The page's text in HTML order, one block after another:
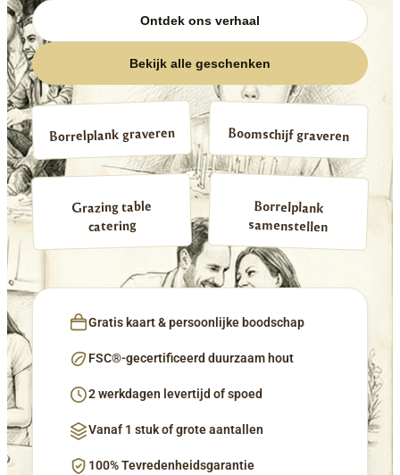
Ontdek ons verhaal
Bekijk alle geschenken
Borrelplank graveren Boomschijf graveren
Grazing table
catering
Borrelplank
samenstellen
Gratis kaart & persoonlijke boodschap
FSC®-gecertificeerd duurzaam hout
2 werkdagen levertijd of spoed
Vanaf 1 stuk of grote aantallen
100% Tevredenheidsgarantie